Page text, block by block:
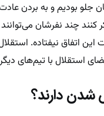
جلو بودیم و به بردن
کنند چند نفرشان
اتفاق نیفتاده.
فضای استقلال با
شدن دارند؟